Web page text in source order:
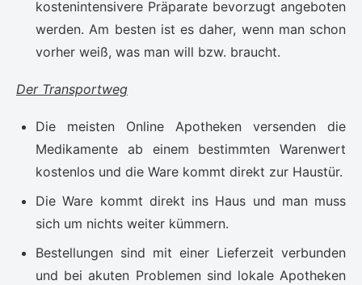
kostenintensivere Präparate bevorzugt angeboten
werden. Am besten ist es daher, wenn man schon
vorher weiß, was man will bzw. braucht.
Der Transportweg
Die meisten Online Apotheken versenden die
Medikamente ab einem bestimmten Warenwert
kostenlos und die Ware kommt direkt zur Haustür.
Die Ware kommt direkt ins Haus und man muss
sich um nichts weiter kümmern.
Bestellungen sind mit einer Lieferzeit verbunden
und bei akuten Problemen sind lokale Apotheken